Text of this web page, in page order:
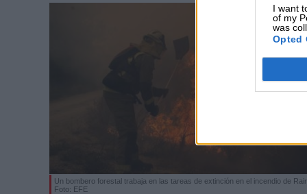
I want
of my
was
Opted
Un bombero forestal trabaja en las tareas de extinción en el incendio de
Foto: EFE